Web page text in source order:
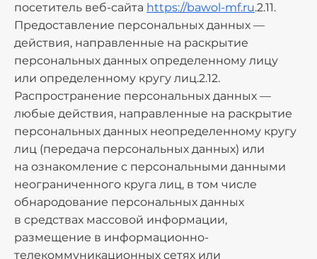
посетитель веб-сайта https://bawol-mf.ru.2.11.
Предоставление персональных данных —
действия, направленные на раскрытие
персональных данных определенному лицу
или определенному кругу лиц.2.12.
Распространение персональных данных —
любые действия, направленные на раскрытие
персональных данных неопределенному кругу
лиц (передача персональных данных) или
на ознакомление с персональными данными
неограниченного круга лиц, в том числе
обнародование персональных данных
в средствах массовой информации,
размещение в информационно-
телекоммуникационных сетях или